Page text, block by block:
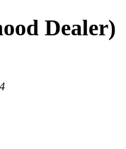
Dealer)